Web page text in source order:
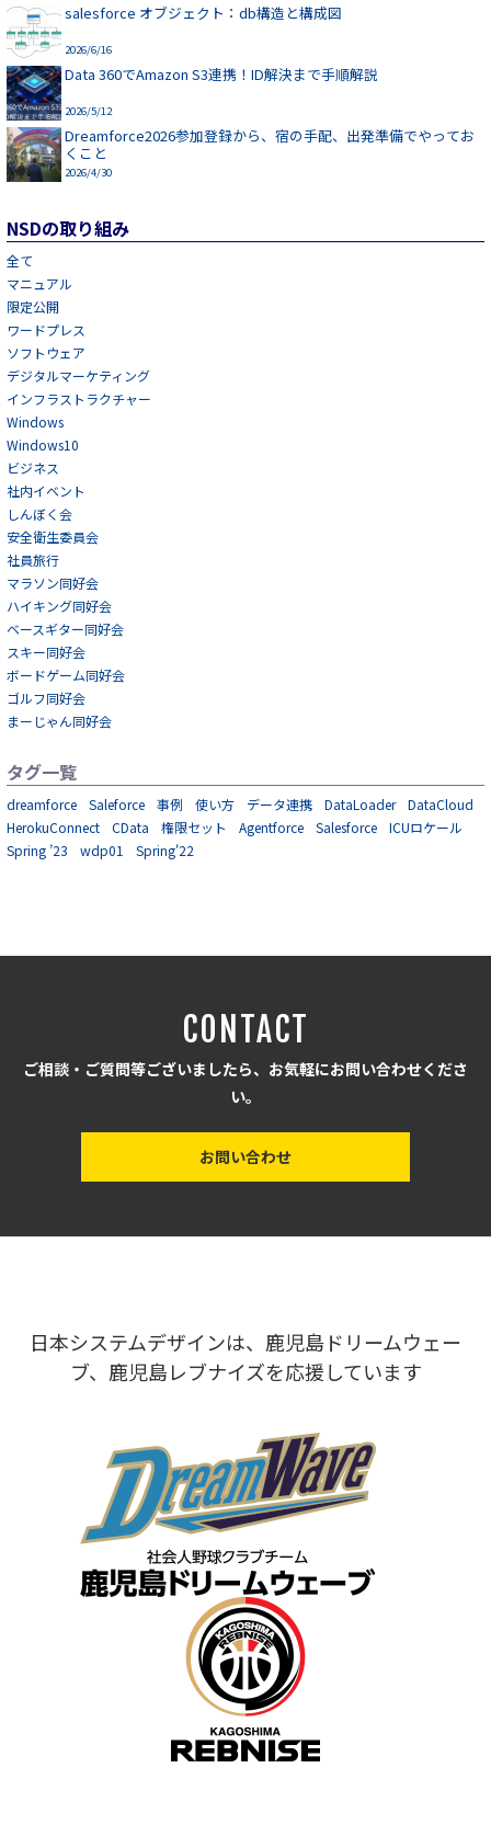
salesforce オブジェクト：db構造と構成図
2026/6/16
Data 360でAmazon S3連携！ID解決まで手順解説
2026/5/12
Dreamforce2026参加登録から、宿の手配、出発準備でやってお
くこと
2026/4/30
NSDの取り組み
全て
マニュアル
限定公開
ワードプレス
ソフトウェア
デジタルマーケティング
インフラストラクチャー
Windows
Windows10
ビジネス
社内イベント
しんぼく会
安全衛生委員会
社員旅行
マラソン同好会
ハイキング同好会
ベースギター同好会
スキー同好会
ボードゲーム同好会
ゴルフ同好会
まーじゃん同好会
タグ一覧
dreamforce Saleforce 事例 使い方 データ連携 DataLoader
DataCloud
HerokuConnect
CData 権限セット Agentforce Salesforce
ICUロケール
Spring ’23
wdp01 Spring'22
CONTACT
ご相談・ご質問等ございましたら、お気軽にお問い合わせくださ
い。
お問い合わせ
日本システムデザインは、鹿児島ドリームウェー
ブ、鹿児島レブナイズを応援しています